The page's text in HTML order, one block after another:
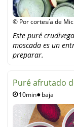
© Por cortesía de
Este puré
moscada es un
preparar.
Puré afrutado
cúrcuma
10min baja